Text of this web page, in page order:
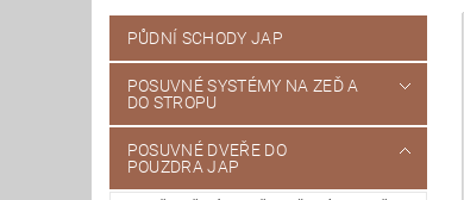
PŮDNÍ SCHODY JAP
POSUVNÉ SYSTÉMY NA ZEĎ A
DO STROPU
POSUVNÉ DVEŘE DO
POUZDRA JAP